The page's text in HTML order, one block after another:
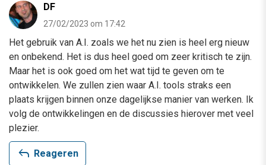
DF
27/02/2023 om 17:42
Het gebruik van A.I. zoals we het nu zien is heel erg nieuw
en onbekend. Het is dus heel goed om zeer kritisch te zijn.
Maar het is ook goed om het wat tijd te geven om te
ontwikkelen. We zullen zien waar A.I. tools straks een
plaats krijgen binnen onze dagelijkse manier van werken. Ik
volg de ontwikkelingen en de discussies hierover met veel
plezier.
reply Reageren